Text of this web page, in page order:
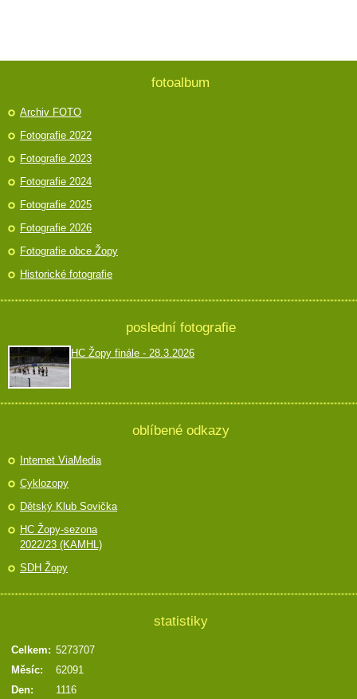
fotoalbum
Archiv FOTO
Fotografie 2022
Fotografie 2023
Fotografie 2024
Fotografie 2025
Fotografie 2026
Fotografie obce Žopy
Historické fotografie
poslední fotografie
HC Žopy finále - 28.3.2026
oblíbené odkazy
Internet ViaMedia
Cyklozopy
Dětský Klub Sovička
HC Žopy-sezona
2022/23 (KAMHL)
SDH Žopy
statistiky
Celkem: 5273707
Měsíc:
62091
Den:
1116